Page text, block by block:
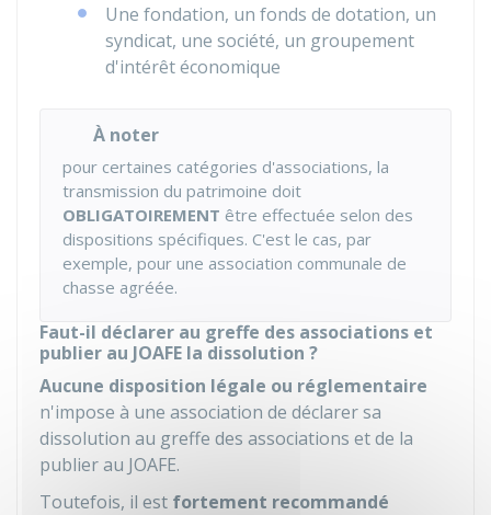
Une fondation, un fonds de dotation, un
syndicat, une société, un groupement
d'intérêt économique
À noter
pour certaines catégories d'associations, la
transmission du patrimoine doit
OBLIGATOIREMENT être effectuée selon des
dispositions spécifiques. C'est le cas, par
exemple, pour une association communale de
chasse agréée.
Faut-il déclarer au greffe des associations et
publier au JOAFE la dissolution ?
Aucune disposition légale ou réglementaire
n'impose à une association de déclarer sa
dissolution au greffe des associations et de la
publier au JOAFE.
Toutefois, il est fortement recommandé